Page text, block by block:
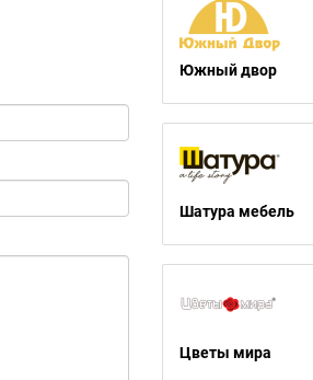
Южный двор
Шатура мебель
Цветы мира